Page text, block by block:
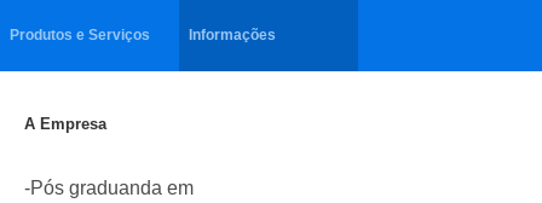
Produtos e Serviços Informações
A Empresa
-Pós graduanda em